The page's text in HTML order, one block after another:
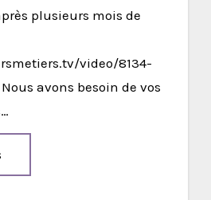
plusieurs mois de
video/8134-
avons besoin de vos